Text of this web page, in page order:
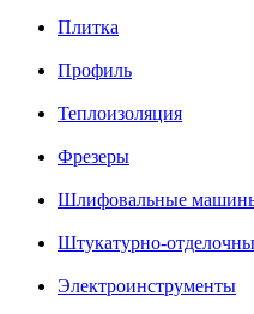
Плитка
Профиль
Теплоизоляция
Фрезеры
Шлифовальные
Штукатурно-
Электроинструменты